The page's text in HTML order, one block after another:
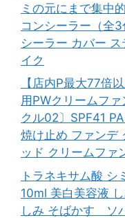
ミの元にまで集中
コンシーラー（
シーラー カバー
イク
【店内P最大77倍
用PWクリームフ
クル02〕SPF41
焼け止め ファンデ
ッド クリームファ
トラネキサム酸 シ
10ml 美白美容液
しみ そばかす ソ